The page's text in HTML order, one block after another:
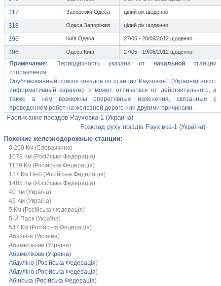
317 Запоріжжя Одеса цілий рік щоденно
318 Одеса Запоріжжя цілий рік щоденно
396 Київ Одеса 27/05 - 20/06/2012 щоденно
396 Одеса Київ 27/05 - 19/06/2012 щоденно
Примечание: Периодичность указана отначальной станции
отправления.
Опубликованный список поездов по станции Рауховка-1 (Украина) носит
информативный характер и может отличаться от действительного, а
также в нем возможны оперативные изменения, связанные с
проведением работ на железной дороге или другими причинами.
Расписание поездов Рауховка-1 (Украина)
Розклад руху поїздів Раухівка-1 (Україна)
Похожие железнодорожные станции:
0.260 Км (Словаччина)
1078 Км (Російська Федерація)
1129 Км (Російська Федерація)
137 Км Пк-0 (Російська Федерація)
1485 Км (Російська Федерація)
40 Км (Україна)
49 Км (Україна)
5 Км (Російська Федерація)
5-Й Парк (Україна)
547 Км (Російська Федерація)
Абазівка (Україна)
Абамелікове (Україна)
Абамелікове (Україна)
Абдуліно (Російська Федерація)
Абдуліно (Російська Федерація)
Абінська (Російська Федерація)